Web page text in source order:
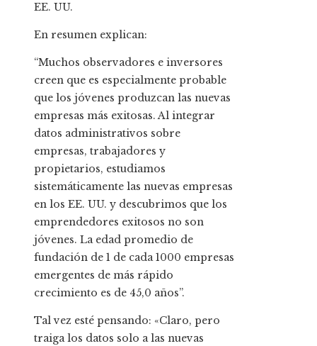
EE. UU.
En resumen explican:
“Muchos observadores e inversores
creen que es especialmente probable
que los jóvenes produzcan las nuevas
empresas más exitosas. Al integrar
datos administrativos sobre
empresas, trabajadores y
propietarios, estudiamos
sistemáticamente las nuevas empresas
en los EE. UU. y descubrimos que los
emprendedores exitosos no son
jóvenes. La edad promedio de
fundación de 1 de cada 1000 empresas
emergentes de más rápido
crecimiento es de 45,0 años”.
Tal vez esté pensando: «Claro, pero
traiga los datos solo a las nuevas